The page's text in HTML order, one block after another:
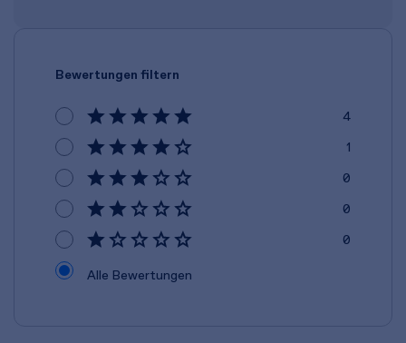
Bewertungen filtern
4
1
0
0
0
Alle Bewertungen